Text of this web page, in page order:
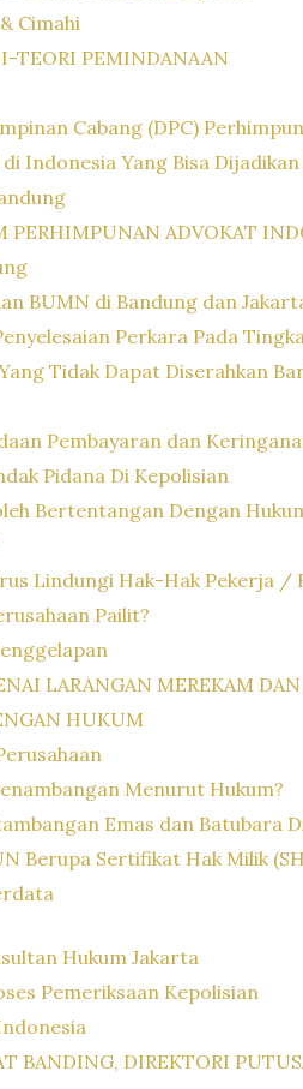
Cimahi
TEORI PEMINDANAAN
Cabang (DPC)
Indonesia Yang Bisa
PERHIMPUNAN ADVOKAT
BUMN di Bandung dan
Perkara Pada
Tidak Dapat Diserahkan
Pembayaran dan
Pidana Di Kepolisian
Bertentangan Dengan
Lindungi Hak-Hak Pekerja /
Pailit?
LARANGAN MEREKAM
HUKUM
Menurut Hukum?
Emas dan Batubara
Berupa Sertifikat Hak Milik
Hukum Jakarta
Pemeriksaan Kepolisian
BANDING, DIREKTORI